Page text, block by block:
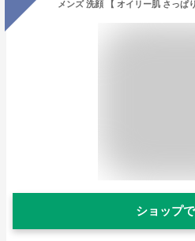
ショップ